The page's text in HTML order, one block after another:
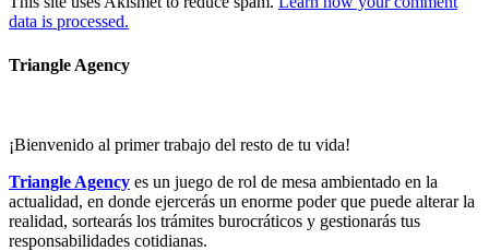
data is processed.
Triangle Agency
¡Bienvenido al primer trabajo del resto de tu vida!
Triangle Agency es un juego de rol de mesa ambientado en la
actualidad, en donde ejercerás un enorme poder que puede alterar la
realidad, sortearás los trámites burocráticos y gestionarás tus
responsabilidades cotidianas.